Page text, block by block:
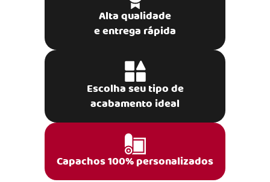
Alta qualidade
e entrega rápida
Escolha seu tipo de
acabamento ideal
Capachos 100% personalizados